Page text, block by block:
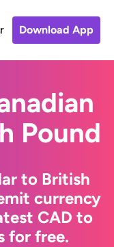
Download App
Pound
to British
currency
CAD to
for free.